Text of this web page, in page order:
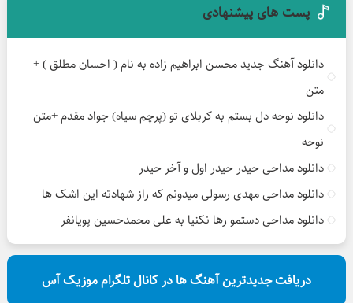
پست های پیشنهادی
دانلود آهنگ جدید محسن ابراهیم زاده به نام ( احسان مطلق ) +
متن
دانلود نوحه دل بستم به کربلای تو (پرچم سیاه) جواد مقدم +متن
نوحه
دانلود مداحی حیدر حیدر اول و آخر حیدر
دانلود مداحی مهدی رسولی میدونم که راز شهادته این اشک ها
دانلود مداحی دستمو رها نکنیا به علی محمدحسین پویانفر
دریافت جدیدترین آهنگ ها در کانال تلگرام موزیک آس